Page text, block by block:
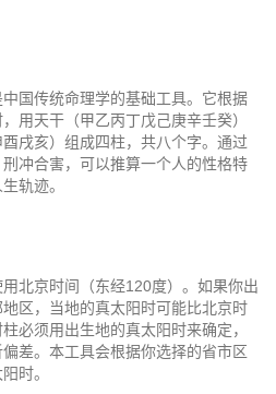
国传统命理学的基础工具。它根据
用天干（甲乙丙丁戊己庚辛壬癸）
戌亥）组成四柱，共八个字。通过
冲合害，可以推算一个人的性格特
轨迹。
北京时间（东经120度）。如果你出
区，当地的真太阳时可能比北京时
必须用出生地的真太阳时来确定，
差。本工具会根据你选择的省市区
时。